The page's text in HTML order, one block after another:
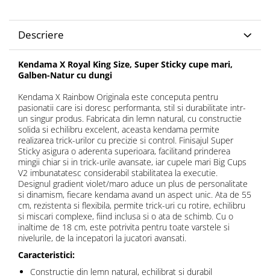
Descriere
Kendama X Royal King Size, Super Sticky cupe mari,
Galben-Natur cu dungi
Kendama X Rainbow Originala este conceputa pentru
pasionatii care isi doresc performanta, stil si durabilitate intr-
un singur produs. Fabricata din lemn natural, cu constructie
solida si echilibru excelent, aceasta kendama permite
realizarea trick-urilor cu precizie si control. Finisajul Super
Sticky asigura o aderenta superioara, facilitand prinderea
mingii chiar si in trick-urile avansate, iar cupele mari Big Cups
V2 imbunatatesc considerabil stabilitatea la executie.
Designul gradient violet/maro aduce un plus de personalitate
si dinamism, fiecare kendama avand un aspect unic. Ata de 55
cm, rezistenta si flexibila, permite trick-uri cu rotire, echilibru
si miscari complexe, fiind inclusa si o ata de schimb. Cu o
inaltime de 18 cm, este potrivita pentru toate varstele si
nivelurile, de la incepatori la jucatori avansati.
Caracteristici:
Constructie din lemn natural, echilibrat si durabil